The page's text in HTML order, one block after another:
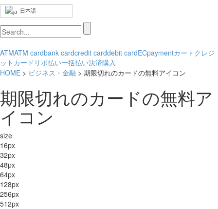
日本語
ATMATM cardbank cardcredit carddebit cardECpaymentカート クレジ
ットカード リボ払い一括払い決済購入
HOME > ビジネス・金融 > 期限切れのカードの無料アイコン
期限切れのカードの無料ア
イコン
size
16px
32px
48px
64px
128px
256px
512px